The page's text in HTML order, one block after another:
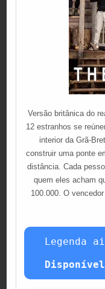
Versão britânica do
12 estranhos se
interior da Grã-
construir uma ponte
distância. Cada
quem eles acham
100.000. O
Legenda